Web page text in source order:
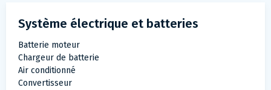
Système électrique et batteries
Batterie moteur
Chargeur de batterie
Air conditionné
Convertisseur